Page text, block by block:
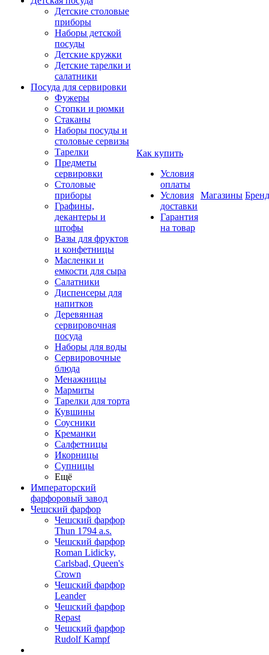
Детские столовые
приборы
Наборы детской
посуды
Детские кружки
Детские тарелки и
салатники
Посуда для сервировки
Фужеры
Стопки и рюмки
Стаканы
Наборы посуды и
столовые сервизы
Тарелки
Предметы
сервировки
Столовые
приборы
Графины,
декантеры и
штофы
Вазы для фруктов
и конфетницы
Масленки и
емкости для сыра
Салатники
Диспенсеры для
напитков
Деревянная
сервировочная
посуда
Наборы для воды
Сервировочные
блюда
Менажницы
Мармиты
Тарелки для торта
Кувшины
Соусники
Креманки
Салфетницы
Икорницы
Супницы
Ещё
Императорский
фарфоровый завод
Чешский фарфор
Чешский фарфор
Thun 1794 a.s.
Чешский фарфор
Roman Lidicky,
Carlsbad, Queen's
Crown
Чешский фарфор
Leander
Чешский фарфор
Repast
Чешский фарфор
Rudolf Kampf
Как купить
Условия
оплаты
Условия
доставки
Гарантия
на товар
Магазины